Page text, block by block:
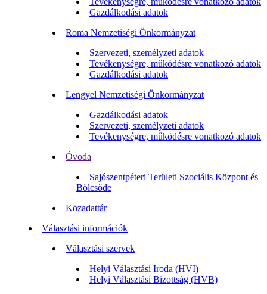
Gazdálkodási adatok
Roma Nemzetiségi Önkormányzat
Szervezeti, személyzeti adatok
Tevékenységre, működésre vonatkozó adatok
Gazdálkodási adatok
Lengyel Nemzetiségi Önkormányzat
Gazdálkodási adatok
Szervezeti, személyzeti adatok
Tevékenységre, működésre vonatkozó adatok
Óvoda
Sajószentpéteri Területi Szociális Központ és
Bölcsőde
Közadattár
Választási információk
Választási szervek
Helyi Választási Iroda (HVI)
Helyi Választási Bizottság (HVB)